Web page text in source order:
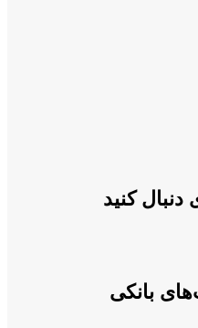
کنید
بانکی